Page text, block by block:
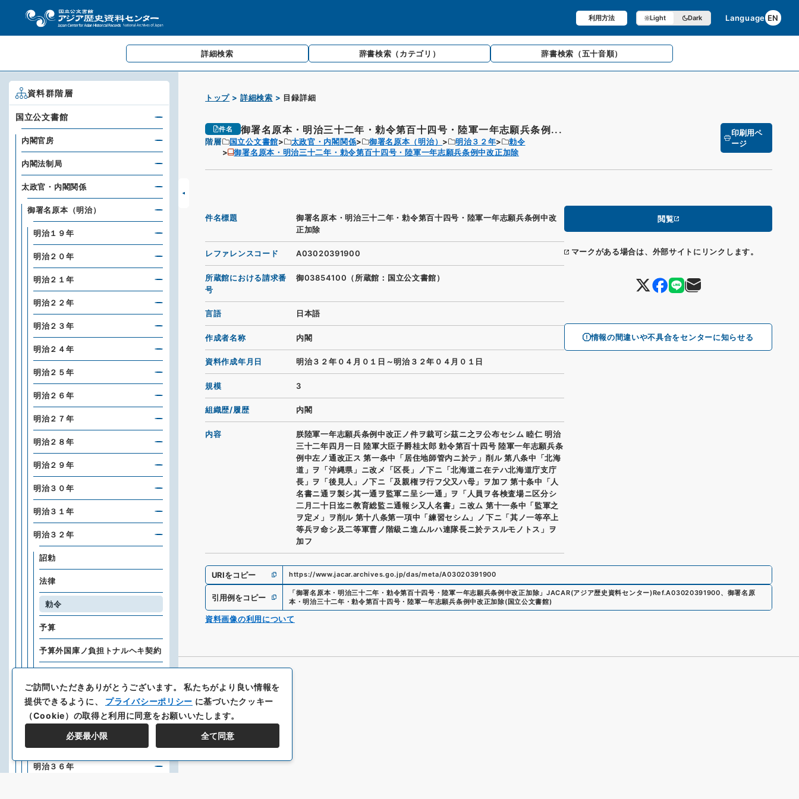
利用方法 Light Dark Language EN
詳細検索 辞書検索 （カテゴリ） 辞書検索 （五十音順）
トップ 詳細検索 目録詳細
件名 御署名原本・明治三十二年・勅令第百十四号・陸軍一年志願兵条例...
階層 国立公文書館 太政官・内閣関係 御署名原本（明治） 明治３２年
勅令
御署名原本・明治三十二年・勅令第百十四号・陸軍一年志願兵条例中改正加除
印刷用ペ
ージ
閲覧
マークがある場合は、外部サイトにリンクします。
情報の間違いや不具合をセンターに知らせる
件名標題
御署名原本・明治三十二年・勅令第百十四号・陸軍一年志願兵条例中改
正加除
レファレンスコード A03020391900
所蔵館における請求番
号
御03854100（所蔵館：国立公文書館）
言語 日本語
作成者名称 内閣
資料作成年月日 明治３２年０４月０１日～明治３２年０４月０１日
規模 3
組織歴/履歴 内閣
内容
朕陸軍一年志願兵条例中改正ノ件ヲ裁可シ茲ニ之ヲ公布セシム 睦仁 明治
三十二年四月一日 陸軍大臣子爵桂太郎 勅令第百十四号 陸軍一年志願兵条
例中左ノ通改正ス 第一条中「居住地師管内ニ於テ」削ル 第八条中「北海
道」ヲ「沖縄県」ニ改メ「区長」ノ下ニ「北海道ニ在テハ北海道庁支庁
長」ヲ「後見人」ノ下ニ「及親権ヲ行フ父又ハ母」ヲ加フ 第十条中「人
名書ニ通ヲ製シ其一通ヲ監軍ニ呈シ一通」ヲ「人員ヲ各検査場ニ区分シ
二月二十日迄ニ教育総監ニ通報シ又人名書」ニ改ム 第十一条中「監軍之
ヲ定メ」ヲ削ル 第十八条第一項中「練習セシム」ノ下ニ「其ノ一等卒上
等兵ヲ命シ及二等軍曹ノ階級ニ進ムルハ連隊長ニ於テスルモノトス」ヲ
加フ
URIをコピー https://www.jacar.archives.go.jp/das/meta/A03020391900
引用例をコピー 「御署名原本・明治三十二年・勅令第百十四号・陸軍一年志願兵条例中改正加除 」JACAR(アジア歴史資料センター)Ref.A03020391900、 御署名原
本・明治三十二年・勅令第百十四号・陸軍一年志願兵条例中改正加除(国立公文書館)
資料画像の利用について
資料群階層
国立公文書館
内閣官房
内閣法制局
太政官・内閣関係
御署名原本（明治）
明治１９年
明治２０年
明治２１年
明治２２年
明治２３年
明治２４年
明治２５年
明治２６年
明治２７年
明治２８年
明治２９年
明治３０年
明治３１年
明治３２年
詔勅
法律
勅令
予算
予算外国庫ノ負担トナルヘキ契約
明治３３年
明治３４年
明治３５年
明治３６年
ご訪問いただきありがとうございます。私たちがより良い情報を
提供できるように、 プライバシーポリシー に基づいたクッキー
（Cookie）の取得と利用に同意をお願いいたします。
必要最小限 全て同意